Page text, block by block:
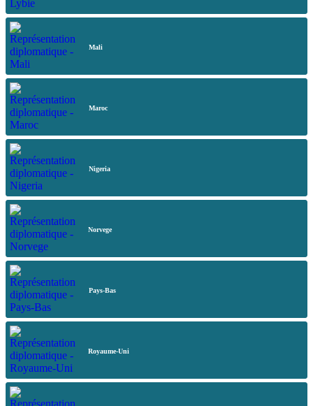
Mali
Maroc
Nigeria
Norvege
Pays-Bas
Royaume-Uni